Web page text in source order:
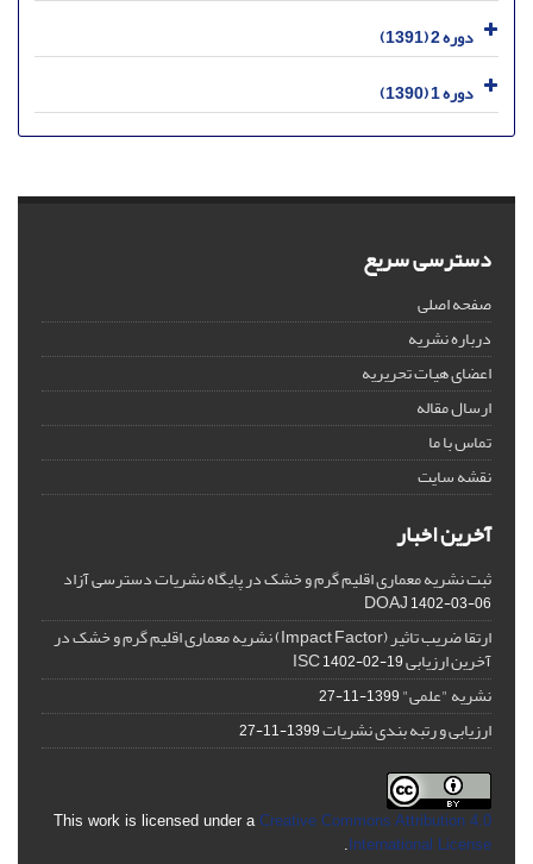
دوره 2 (1391)
دوره 1 (1390)
دسترسی سریع
صفحه اصلی
درباره نشریه
اعضای هیات تحریریه
ارسال مقاله
تماس با ما
نقشه سایت
آخرین اخبار
ثبت نشریه معماری اقلیم گرم و خشک در پایگاه نشریات دسترسی آزاد
DOAJ1402-03-06
ارتقا ضریب تاثیر (Impact Factor) نشریه معماری اقلیم گرم و خشک در
آخرین ارزیابی ISC1402-02-19
نشریه "علمی"1399-11-27
ارزیابی و رتبه بندی نشریات1399-11-27
This work is licensed under a Creative Commons Attribution 4.0
International License
.